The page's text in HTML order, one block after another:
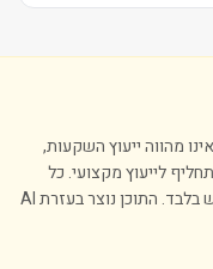
מהווה ייעוץ השקעות,
לייעוץ מקצועי. כל
החלטת השקעה היא באחריות המשתמש בלבד. התוכן נוצר בעזרת AI